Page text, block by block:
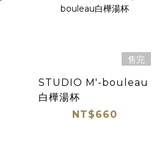
售完
STUDIO M'-bouleau
白樺湯杯
NT$660